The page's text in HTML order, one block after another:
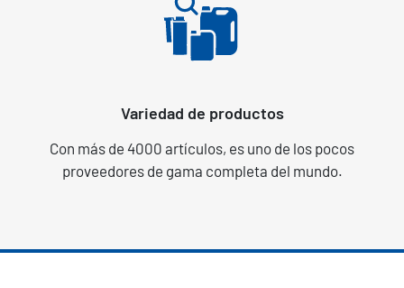
Variedad de productos
Con más de 4000 artículos, es uno de los pocos
proveedores de gama completa del mundo.